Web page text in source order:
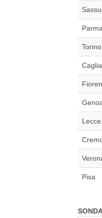
Parma
Torino
Lecce
Pisa